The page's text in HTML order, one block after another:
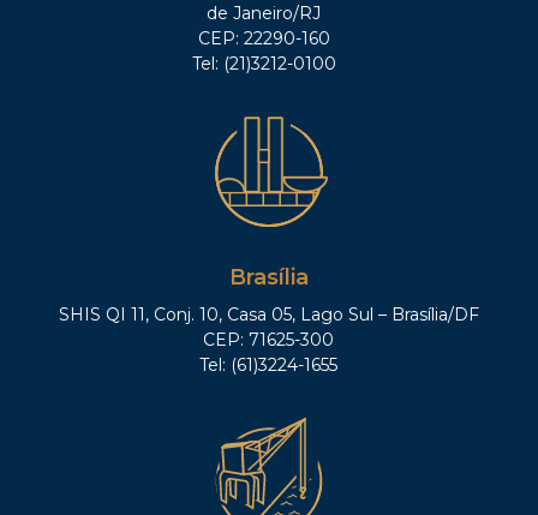
de Janeiro/RJ
CEP: 22290-160
Tel: (21)3212-0100
Brasília
SHIS QI 11, Conj. 10, Casa 05, Lago Sul – Brasília/DF
CEP: 71625-300
Tel: (61)3224-1655